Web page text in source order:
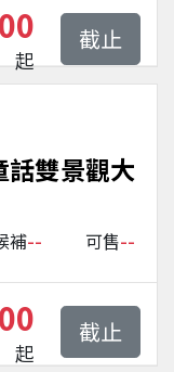
起
截止
雙景觀大
補-- 可售--
起
截止